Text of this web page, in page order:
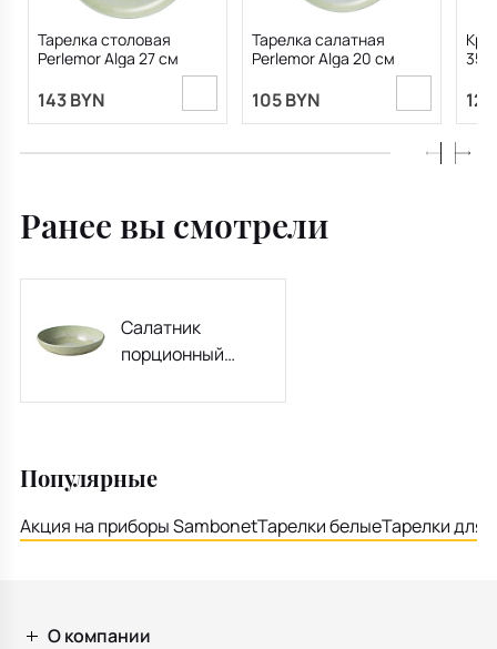
Тарелка столовая
Perlemor Alga 27 см
143 BYN
Тарелка салатная
Perlemor Alga 20 см
105 BYN
Ранее вы смотрели
Салатник
порционный
см
Популярные
Акция на приборы SambonetТарелки белыеТарелки для
О компании